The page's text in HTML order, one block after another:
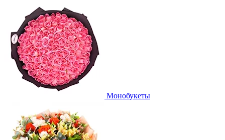
Монобукеты